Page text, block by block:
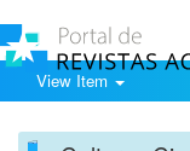
View Item